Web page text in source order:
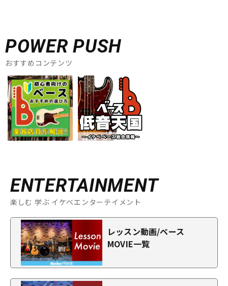
POWER PUSH
おすすめコンテンツ
ENTERTAINMENT
楽しむ 学ぶ イケベエンターテイメント
レッスン動画/ベース
MOVIE一覧